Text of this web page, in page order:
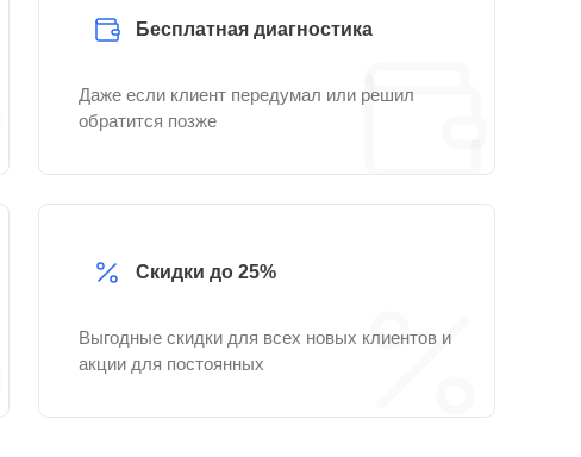
Бесплатная диагностика
Даже если клиент передумал или решил
обратится позже
Скидки до 25%
Выгодные скидки для всех новых клиентов и
акции для постоянных